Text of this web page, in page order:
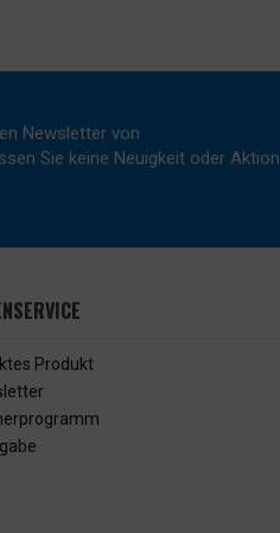
Newsletter von
Sie keine Neuigkeit oder Aktion
Produkt